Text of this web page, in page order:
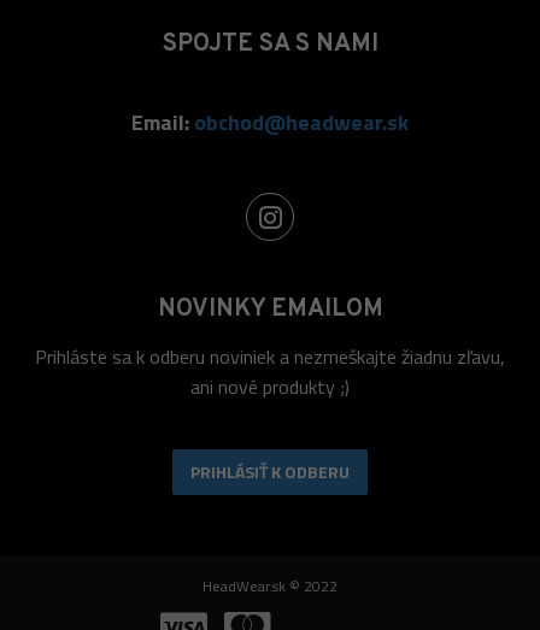
SPOJTE SA S NAMI
Email:obchod@headwear.sk
NOVINKY EMAILOM
Prihláste sa k odberu noviniek a nezmeškajte žiadnu zľavu,
ani nové produkty ;)
PRIHLÁSIŤ K ODBERU
HeadWear.sk © 2022